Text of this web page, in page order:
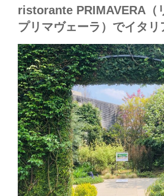
ristorante PRIMAVERA（
プリマヴェーラ）でイタリ